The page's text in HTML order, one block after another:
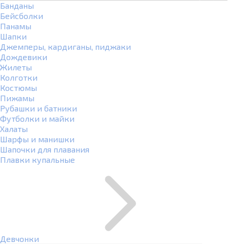
Банданы
Бейсболки
Панамы
Шапки
Джемперы, кардиганы, пиджаки
Дождевики
Жилеты
Колготки
Костюмы
Пижамы
Рубашки и батники
Футболки и майки
Халаты
Шарфы и манишки
Шапочки для плавания
Плавки купальные
Девчонки